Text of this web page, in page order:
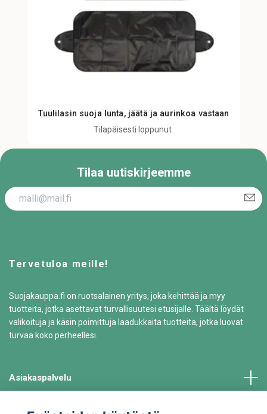
Tuulilasin suoja lunta, jäätä ja aurinkoa vastaan
Tilapäisesti loppunut
Tilaa uutiskirjeemme
Tervetuloa meille!
Suojakauppa.fi on ruotsalainen yritys, joka kehittää ja myy
tuotteita, jotka asettavat turvallisuutesi etusijalle. Täältä löydät
valikoituja ja käsin poimittuja laadukkaita tuotteita, jotka luovat
turvaa koko perheellesi.
Asiakaspalvelu
Tiedot